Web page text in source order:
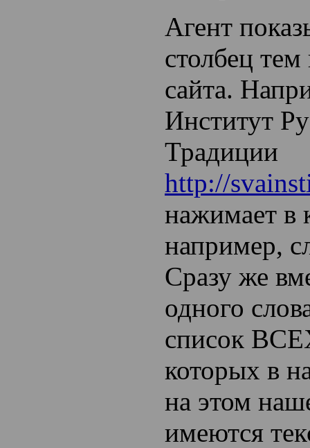
Агент
столбец
сайта.
Институт
Традиции
http://
нажимает в
например,
Сразу же
одного
список
которых в
на этом
имеются